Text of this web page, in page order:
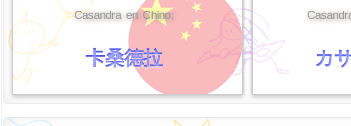
Casandra en Chino:
卡桑德拉 カ